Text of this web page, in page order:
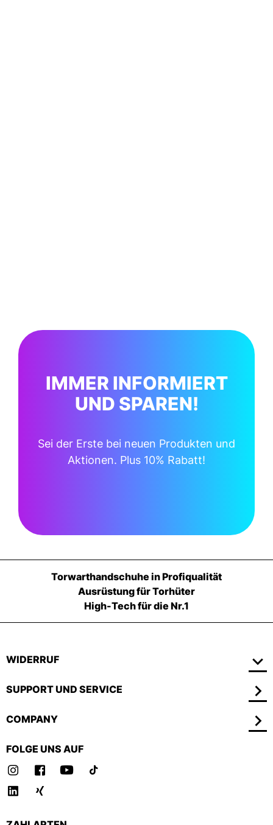
IMMER INFORMIERT
UND SPAREN!
Sei der Erste bei neuen Produkten und
Aktionen. Plus 10% Rabatt!
Torwarthandschuhe in Profiqualität
Ausrüstung für Torhüter
High-Tech für die Nr.1
WIDERRUF
SUPPORT UND SERVICE
COMPANY
FOLGE UNS AUF